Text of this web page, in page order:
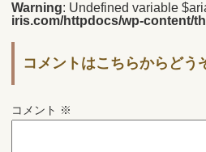
Warning: Undefined variable
iris.com/httpdocs/wp-content/
コメントはこちらからどう
コメント ※